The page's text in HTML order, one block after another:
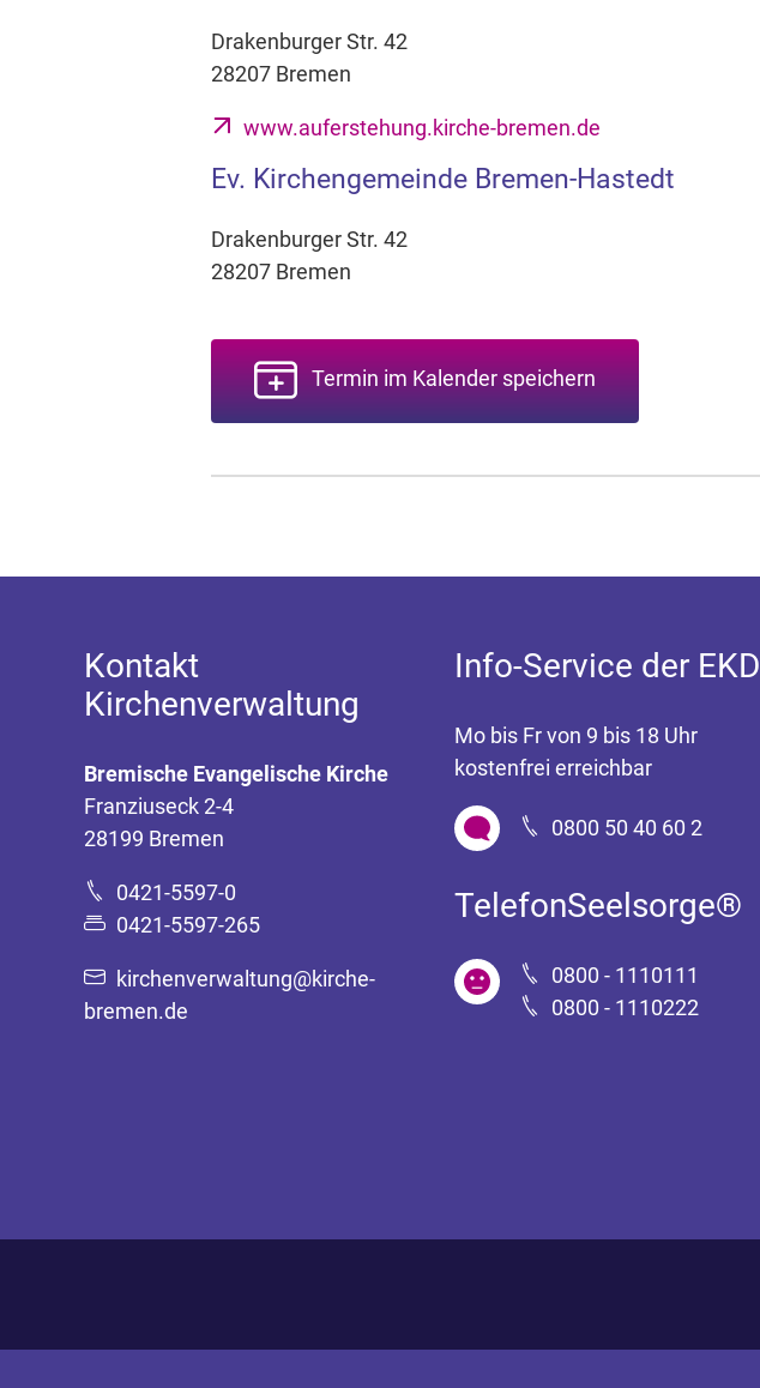
Drakenburger Str. 42
28207 Bremen
www.auferstehung.kirche-bremen.de
Ev. Kirchengemeinde Bremen-Hastedt
Drakenburger Str. 42
28207 Bremen
Termin im Kalender speichern
Kontakt
Kirchenverwaltung
Bremische Evangelische Kirche
Franziuseck 2-4
28199 Bremen
0421-5597-0
0421-5597-265
kirchenverwaltung@kirche-
bremen.de
Info-Service der EKD
Mo bis Fr von 9 bis 18 Uhr
kostenfrei erreichbar
0800 50 40 60 2
TelefonSeelsorge®
0800 - 1110111
0800 - 1110222